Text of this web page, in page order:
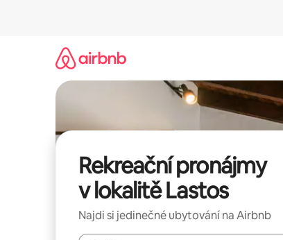
Rekreační pronájmy
v lokalitě Lastos
Najdi si jedinečné ubytování na Airbnb